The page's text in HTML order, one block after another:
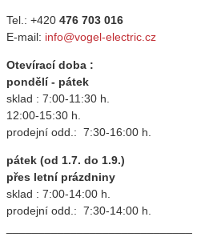
Tel.: +420 476 703 016
E-mail: info@vogel-electric.cz
Otevírací doba :
pondělí - pátek
sklad : 7:00-11:30 h.
12:00-15:30 h.
prodejní odd.: 7:30-16:00 h.
pátek (od 1.7. do 1.9.)
přes letní prázdniny
sklad : 7:00-14:00 h.
prodejní odd.: 7:30-14:00 h.